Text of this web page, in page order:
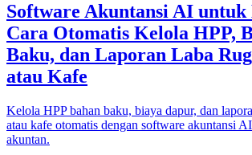
Software Akuntansi AI
Cara Otomatis Kelola HPP,
Baku, dan Laporan Laba
atau Kafe
Kelola HPP bahan baku, biaya dapur, dan
atau kafe otomatis dengan software akuntansi
akuntan.